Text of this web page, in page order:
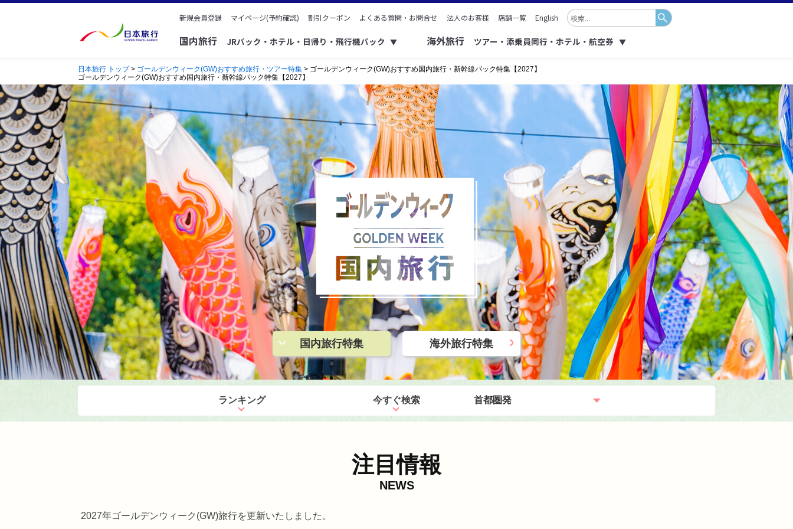
新規会員登録 マイページ(予約確認) 割引クーポン よくある質問・お問合せ 法人のお客様 店舗一覧 English
国内旅行 JRパック・ホテル・日帰り・飛行機パック ▼ 海外旅行 ツアー・添乗員同行・ホテル・航空券 ▼
日本旅行 トップ> ゴールデンウィーク(GW)おすすめ旅行・ツアー特集 > ゴールデンウィーク(GW)おすすめ国内旅行・新幹線パック特集【2027】
ゴールデンウィーク(GW)おすすめ国内旅行・新幹線パック特集【2027】
< 国内旅行特集 海外旅行特集 >
ランキング 今すぐ検索
注目情報
NEWS
2027年ゴールデンウィーク(GW)旅行を更新いたしました。